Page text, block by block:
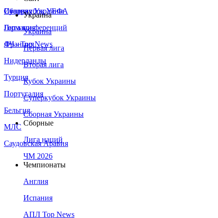
Сборная Украины
Италия
Германия
Франция
Нидерланды
Турция
Португалия
Бельгия
МЛС
Саудовская Аравия
Суперкубок УЕФА
Лига конференций
ЛЧ - Top News
Украина
Украина
Первая лига
Вторая лига
Кубок Украины
Суперкубок Украины
Сборная Украины
Сборные
Лига наций
ЧМ 2026
Чемпионаты
Англия
Испания
АПЛ Top News